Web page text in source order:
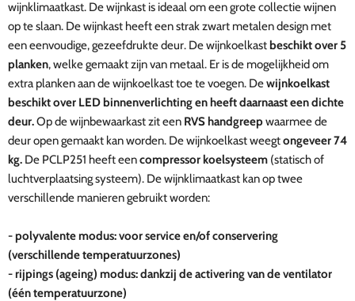
wijnklimaatkast. De wijnkast is ideaal om een grote collectie wijnen
op te slaan. De wijnkast heeft een strak zwart metalen design met
een eenvoudige, gezeefdrukte deur. De wijnkoelkastbeschikt over 5
planken, welke gemaakt zijn van metaal. Er is de mogelijkheid om
extra planken aan de wijnkoelkast toe te voegen. Dewijnkoelkast
beschikt over LED binnenverlichting en heeft daarnaast een dichte
deur.Op de wijnbewaarkast zit een RVS handgreepwaarmee de
deur open gemaakt kan worden. De wijnkoelkast weegtongeveer 74
kg. De PCLP251 heeft eencompressor koelsysteem (statisch of
luchtverplaatsing systeem). De wijnklimaatkast kan op twee
verschillende manieren gebruikt worden:
- polyvalente modus: voor service en/of conservering
(verschillende temperatuurzones)
- rijpings (ageing) modus: dankzij de activering van de ventilator
(één temperatuurzone)